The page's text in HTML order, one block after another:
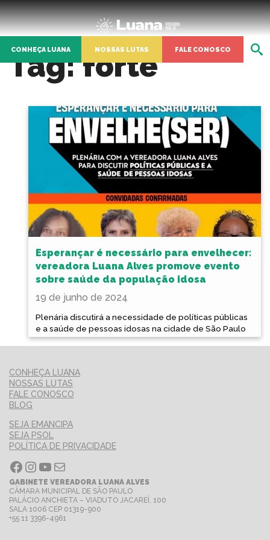
CONHEÇA LUANA NOSSAS LUTAS FALE CONOSCO
Tag:forte
Esperançar é necessário para envelhecer:
vereadora Luana Alves promove evento
sobre saúde da população idosa
19 de junho de 2024
Plenária discutirá a necessidade de políticas públicas
e a saúde de pessoas idosas na cidade de São Paulo
CONHEÇA LUANA
NOSSAS LUTAS
FALE CONOSCO
BLOG
SEJA EMANCIPA
SEJA PSOL
POLÍTICA DE PRIVACIDADE
Facebook InstagramYoutube E-mail
GABINETE VEREADORA LUANA ALVES
CÂMARA MUNICIPAL DE SÃO PAULO
PALÁCIO ANCHIETA – VIADUTO JACAREÍ, 100
SALA 1006 CEP 01319-900
+55 11 3396-4961